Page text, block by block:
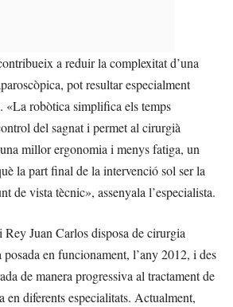
a reduir la complexitat d’una
pot resultar especialment
«La robòtica simplifica els temps
del sagnat i permet al cirurgià
millor ergonomia i menys fatiga, un
la part final de la intervenció sol ser la
de vista tècnic», assenyala l’especialista.
Juan Carlos disposa de cirurgia
en funcionament, l’any 2012, i des
de manera progressiva al tractament de
en diferents especialitats. Actualment,